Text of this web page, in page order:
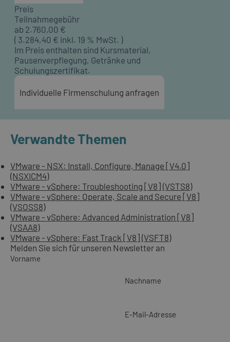
Preis
Teilnahmegebühr
ab 2.760,00 €
( 3.284,40 € inkl. 19 % MwSt. )
Im Preis enthalten sind Kursmaterial,
Pausenverpflegung, Getränke und
Schulungszertifikat.
Individuelle Firmenschulung anfragen
Verwandte Themen
VMware - NSX: Install, Configure, Manage [V4.0]
(NSXICM4)
VMware - vSphere: Troubleshooting [V8] (VSTS8)
VMware - vSphere: Operate, Scale and Secure [V8]
(VSOSS8)
VMware - vSphere: Advanced Administration [V8]
(VSAA8)
VMware - vSphere: Fast Track [V8] (VSFT8)
Melden Sie sich für unseren Newsletter an
Vorname
Nachname
E-Mail-Adresse